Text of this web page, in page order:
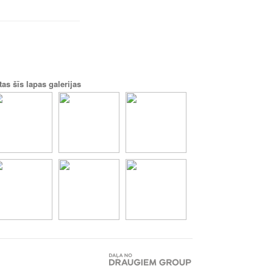
šīs lapas galerijas